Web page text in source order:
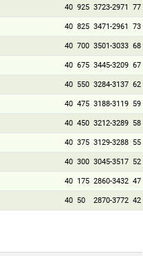
40 925 3723-2971 77
40 825 3471-2961 73
40 700 3501-3033 68
40 675 3445-3209 67
40 550 3284-3137 62
40 475 3188-3119 59
40 450 3212-3289 58
40 375 3129-3288 55
40 300 3045-3517 52
40 175 2860-3432 47
40 50 2870-3772 42